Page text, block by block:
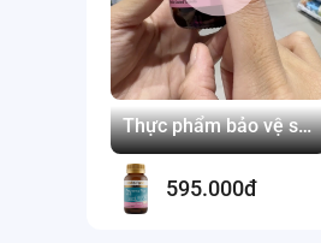
Thực phẩm bảo vệ sức
khoẻ Herbs of Gold
Pregnancy Plus 1-2-3
595.000đ